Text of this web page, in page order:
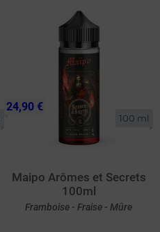
100 ml
Maipo Arômes et Secrets
100ml
Framboise - Fraise - Mûre
24,90 €